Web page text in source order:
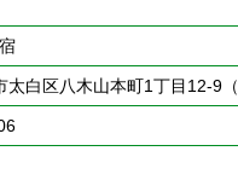
太白区八木山本町1丁目12-9（